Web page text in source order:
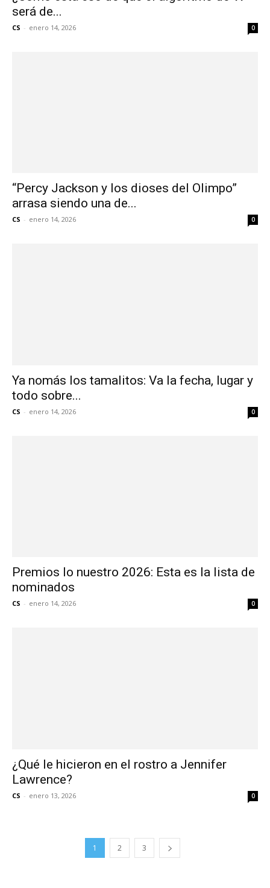
será de...
CS - enero 14, 2026 0
“Percy Jackson y los dioses del Olimpo”
arrasa siendo una de...
CS - enero 14, 2026 0
Ya nomás los tamalitos: Va la fecha, lugar y
todo sobre...
CS - enero 14, 2026 0
Premios lo nuestro 2026: Esta es la lista de
nominados
CS - enero 14, 2026 0
¿Qué le hicieron en el rostro a Jennifer
Lawrence?
CS - enero 13, 2026 0
1 2 3